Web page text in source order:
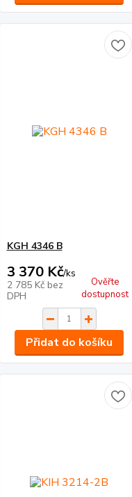
KGH 4346 B
3 370 Kč/ks
2 785 Kč bez
DPH
Ověřte
dostupnost
Přidat do košíku